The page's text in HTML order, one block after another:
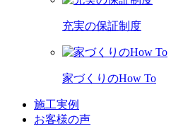
充実の保証制度
家づくりのHow To
施工実例
お客様の声